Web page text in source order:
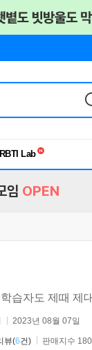
독서유형검사
임 OPEN
학습자도 제때 제
2023년 08월 07일
뷰(6건) 판매지수 180